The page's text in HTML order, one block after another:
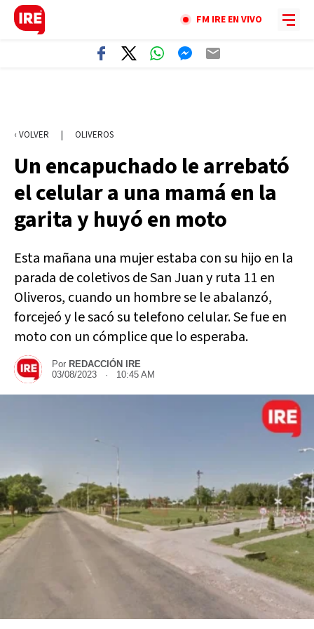
FM IRE EN VIVO
‹ VOLVER | OLIVEROS
Un encapuchado le arrebató
el celular a una mamá en la
garita y huyó en moto
Esta mañana una mujer estaba con su hijo en la
parada de coletivos de San Juan y ruta 11 en
Oliveros, cuando un hombre se le abalanzó,
forcejeó y le sacó su telefono celular. Se fue en
moto con un cómplice que lo esperaba.
Por REDACCIÓN IRE
03/08/2023 · 10:45 AM